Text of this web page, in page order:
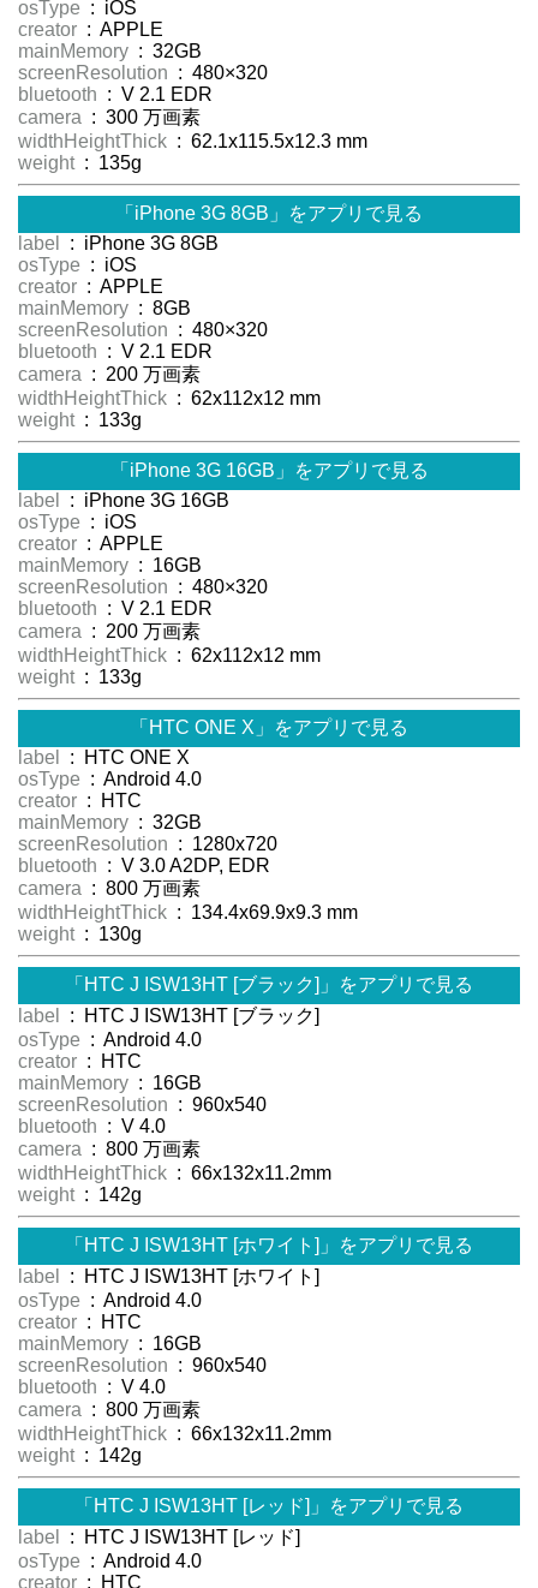
osType : iOS
creator : APPLE
mainMemory : 32GB
screenResolution : 480×320
bluetooth : V 2.1 EDR
camera : 300 万画素
widthHeightThick : 62.1x115.5x12.3 mm
weight : 135g
「iPhone 3G 8GB」をアプリで見る
label
: iPhone 3G 8GB
osType : iOS
creator : APPLE
mainMemory : 8GB
screenResolution : 480×320
bluetooth : V 2.1 EDR
camera : 200 万画素
widthHeightThick : 62x112x12 mm
weight : 133g
「iPhone 3G 16GB」をアプリで見る
label
: iPhone 3G 16GB
osType : iOS
creator : APPLE
mainMemory : 16GB
screenResolution : 480×320
bluetooth : V 2.1 EDR
camera : 200 万画素
widthHeightThick : 62x112x12 mm
weight : 133g
「HTC ONE X」をアプリで見る
label
: HTC ONE X
osType : Android 4.0
creator : HTC
mainMemory : 32GB
screenResolution : 1280x720
bluetooth : V 3.0 A2DP, EDR
camera : 800 万画素
widthHeightThick : 134.4x69.9x9.3 mm
weight : 130g
「HTC J ISW13HT [ブラック]」をアプリで見る
label
: HTC J ISW13HT [ブラック]
osType : Android 4.0
creator : HTC
mainMemory : 16GB
screenResolution : 960x540
bluetooth : V 4.0
camera : 800 万画素
widthHeightThick : 66x132x11.2mm
weight : 142g
「HTC J ISW13HT [ホワイト]」をアプリで見る
label
: HTC J ISW13HT [ホワイト]
osType : Android 4.0
creator : HTC
mainMemory : 16GB
screenResolution : 960x540
bluetooth : V 4.0
camera : 800 万画素
widthHeightThick : 66x132x11.2mm
weight : 142g
「HTC J ISW13HT [レッド]」をアプリで見る
label
: HTC J ISW13HT [レッド]
osType : Android 4.0
creator : HTC